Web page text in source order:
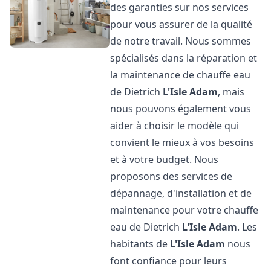
des garanties sur nos services
pour vous assurer de la qualité
de notre travail. Nous sommes
spécialisés dans la réparation et
la maintenance de chauffe eau
de Dietrich L'Isle Adam, mais
nous pouvons également vous
aider à choisir le modèle qui
convient le mieux à vos besoins
et à votre budget. Nous
proposons des services de
dépannage, d'installation et de
maintenance pour votre chauffe
eau de Dietrich L'Isle Adam. Les
habitants de L'Isle Adam nous
font confiance pour leurs